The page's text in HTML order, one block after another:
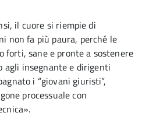
il cuore si riempie di
non fa più paura, perché le
forti, sane e pronte a sostenere
agli insegnante e dirigenti
i “giovani giuristi”,
processuale con